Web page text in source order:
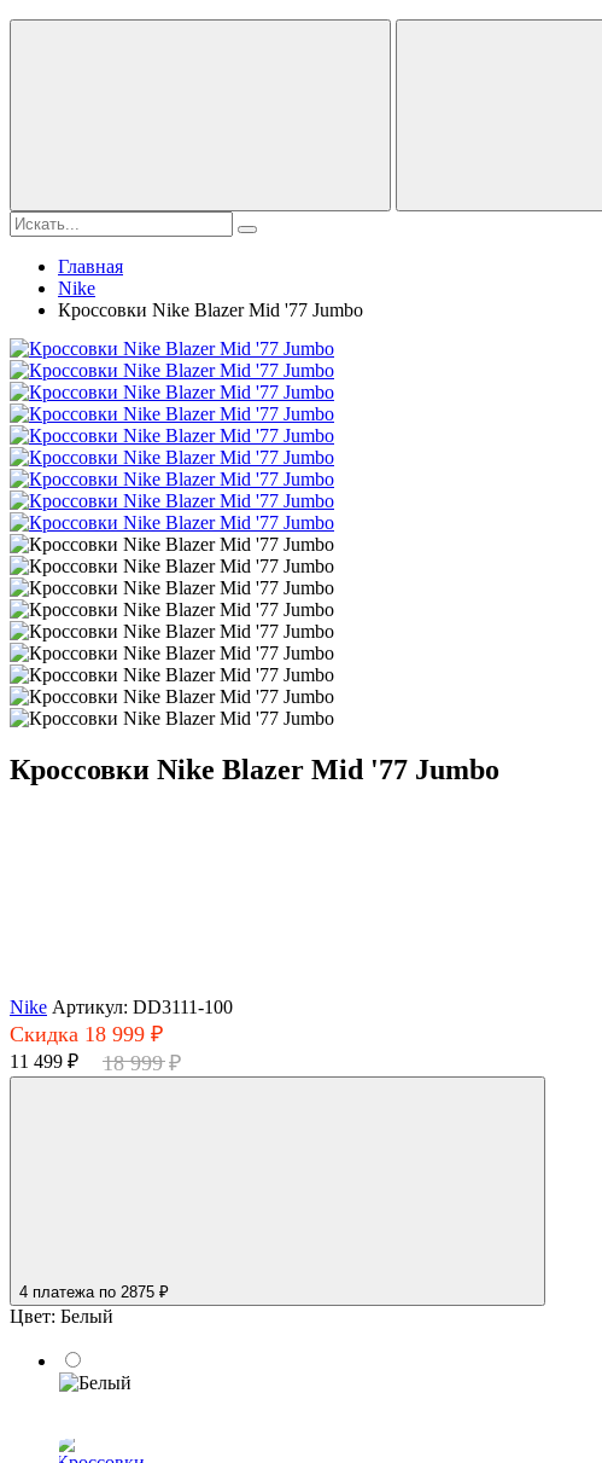
Главная
Nike
Кроссовки Nike Blazer Mid '77 Jumbo
Кроссовки Nike Blazer Mid '77 Jumbo
Nike Артикул: DD3111-100
Скидка 18 999 ₽
11 499 ₽ 18 999 ₽
4 платежа по 2875 ₽
Цвет: Белый